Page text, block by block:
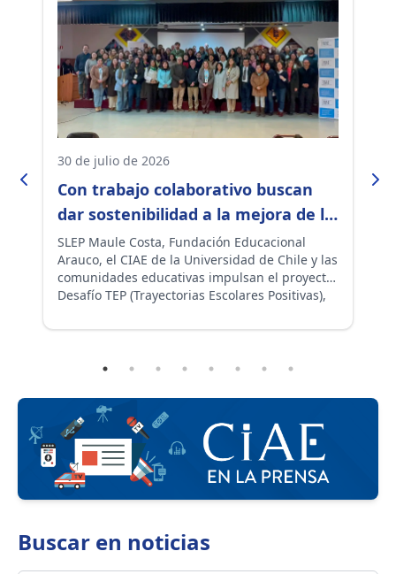
30 de julio de 2026
Con trabajo colaborativo buscan
dar sostenibilidad a la mejora de la
asistencia escolar
SLEP Maule Costa, Fundación Educacional
Arauco, el CIAE de la Universidad de Chile y las
comunidades educativas impulsan el proyecto
Desafío TEP (Trayectorias Escolares Positivas),
escolar y promover trayectorias educativas
Buscar en noticias